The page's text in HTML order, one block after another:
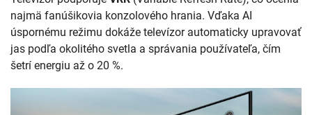
najmä fanúšikovia konzolového hrania. Vďaka AI
úspornému režimu dokáže televízor automaticky upravovať
jas podľa okolitého svetla a správania používateľa, čím
šetrí energiu až o 20 %.